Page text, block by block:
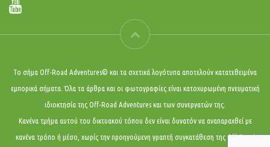
Το σήμα Off-Road Adventures© και τα σχετικά λογότυπα αποτελούν κατατεθειμένα
εμπορικά σήματα. Όλα τα άρθρα και οι φωτογραφίες είναι κατοχυρωμένη πνευματική
ιδιοκτησία της Off-Road Adventures και των συνεργατών της.
Κανένα τμήμα αυτού του δικτυακού τόπου δεν είναι δυνατόν να αναπαραχθεί με
κανένα τρόπο ή μέσο, χωρίς την προηγούμενη γραπτή συγκατάθεση της Off-Road